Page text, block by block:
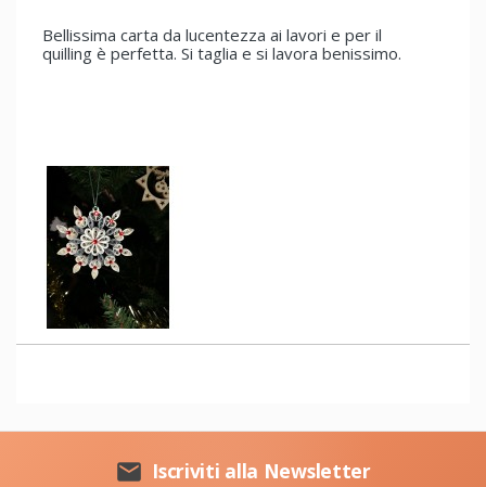
Bellissima carta da lucentezza ai lavori e per il
quilling è perfetta. Si taglia e si lavora benissimo.
 Iscriviti alla Newsletter